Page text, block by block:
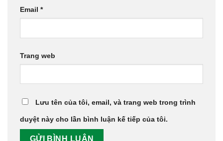
Email *
Trang web
Lưu tên của tôi, email, và trang web trong trình
duyệt này cho lần bình luận kế tiếp của tôi.